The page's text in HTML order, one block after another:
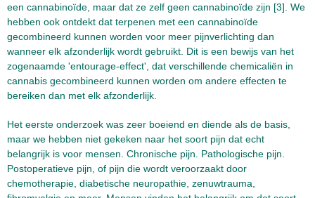
een cannabinoïde, maar dat ze zelf geen cannabinoïde zijn [3]. We
hebben ook ontdekt dat terpenen met een cannabinoïde
gecombineerd kunnen worden voor meer pijnverlichting dan
wanneer elk afzonderlijk wordt gebruikt. Dit is een bewijs van het
zogenaamde 'entourage-effect', dat verschillende chemicaliën in
cannabis gecombineerd kunnen worden om andere effecten te
bereiken dan met elk afzonderlijk.
Het eerste onderzoek was zeer boeiend en diende als de basis,
maar we hebben niet gekeken naar het soort pijn dat echt
belangrijk is voor mensen. Chronische pijn. Pathologische pijn.
Postoperatieve pijn, of pijn die wordt veroorzaakt door
chemotherapie, diabetische neuropathie, zenuwtrauma,